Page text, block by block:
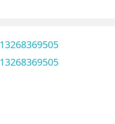
13268369505
13268369505